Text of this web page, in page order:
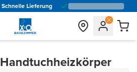
Schnelle Lieferung